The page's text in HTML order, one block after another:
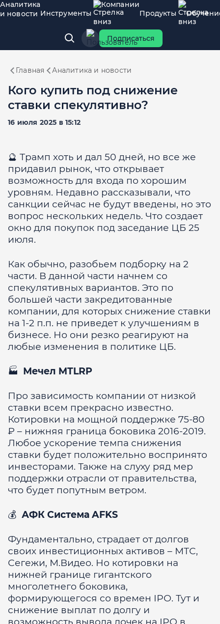
Аналитика
и новости Инструменты
Компании
Продукты
Подписаться
Главная Аналитика и новости
Кого купить под снижение
ставки спекулятивно?
16 июля 2025 в 15:12
🔮 Трамп хоть и дал 50 дней, но все же
придавил рынок, что открывает
возможность для входа по хорошим
уровням. Недавно рассказывали, что
санкции сейчас не будут введены, но это
вопрос нескольких недель. Что создает
окно для покупок под заседание ЦБ 25
июля.
Как обычно, разобьем подборку на 2
части. В данной части начнем со
спекулятивных вариантов. Это по
большей части закредитованные
компании, для которых снижение ставки
на 1-2 п.п. не приведет к улучшениям в
бизнесе. Но они резко реагируют на
любые изменения в политике ЦБ.
🏭 Мечел MTLRP
Про зависимость компании от низкой
ставки всем прекрасно известно.
Котировки на мощной поддержке 75-80
₽ – нижняя граница боковика 2016-2019.
Любое ускорение темпа снижения
ставки будет положительно воспринято
инвесторами. Также на слуху ряд мер
поддержки отрасли от правительства,
что будет попутным ветром.
💰 АФК Система AFKS
Фундаментально, страдает от долгов
своих инвестиционных активов – МТС,
Сегежи, М.Видео. Но котировки на
нижней границе гигантского
многолетнего боковика,
формирующегося со времен IPO. Тут и
снижение выплат по долгу и